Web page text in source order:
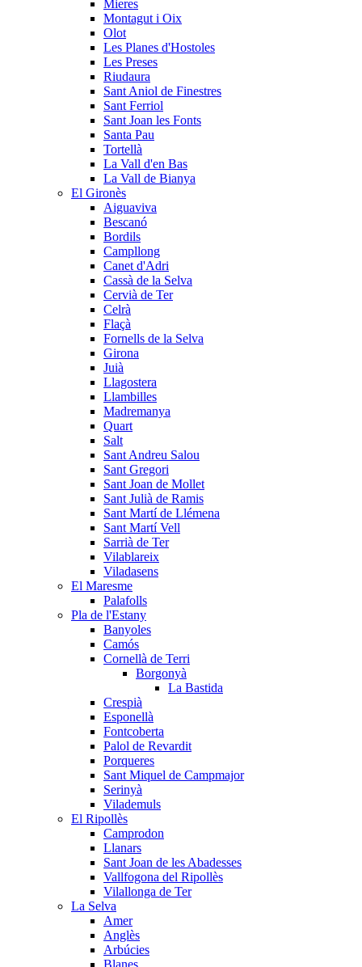
Mieres
Montagut i Oix
Olot
Les Planes d'Hostoles
Les Preses
Riudaura
Sant Aniol de Finestres
Sant Ferriol
Sant Joan les Fonts
Santa Pau
Tortellà
La Vall d'en Bas
La Vall de Bianya
El Gironès
Aiguaviva
Bescanó
Bordils
Campllong
Canet d'Adri
Cassà de la Selva
Cervià de Ter
Celrà
Flaçà
Fornells de la Selva
Girona
Juià
Llagostera
Llambilles
Madremanya
Quart
Salt
Sant Andreu Salou
Sant Gregori
Sant Joan de Mollet
Sant Julià de Ramis
Sant Martí de Llémena
Sant Martí Vell
Sarrià de Ter
Vilablareix
Viladasens
El Maresme
Palafolls
Pla de l'Estany
Banyoles
Camós
Cornellà de Terri
Borgonyà
La Bastida
Crespià
Esponellà
Fontcoberta
Palol de Revardit
Porqueres
Sant Miquel de Campmajor
Serinyà
Vilademuls
El Ripollès
Camprodon
Llanars
Sant Joan de les Abadesses
Vallfogona del Ripollès
Vilallonga de Ter
La Selva
Amer
Anglès
Arbúcies
Blanes